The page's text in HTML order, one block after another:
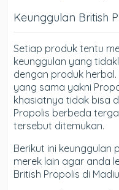
Keunggulan British
Setiap produk tentu
keunggulan yang
dengan produk
yang sama yakni
khasiatnya tidak bisa
Propolis berbeda
tersebut ditemukan.
Berikut ini keunggulan
merek lain agar anda
British Propolis di